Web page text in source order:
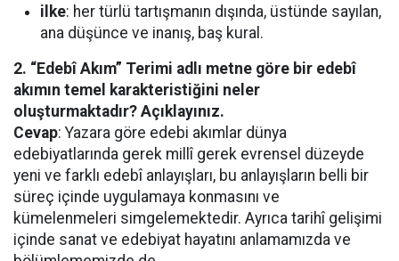
ilke: her türlü tartışmanın dışında, üstünde sayılan,
ana düşünce ve inanış, baş kural.
2. “Edebî Akım” Terimi adlı metne göre bir edebî
akımın temel karakteristiğini neler
oluşturmaktadır? Açıklayınız.
Cevap: Yazara göre edebi akımlar dünya
edebiyatlarında gerek millî gerek evrensel düzeyde
yeni ve farklı edebî anlayışları, bu anlayışların belli bir
süreç içinde uygulamaya konmasını ve
kümelenmeleri simgelemektedir. Ayrıca tarihî gelişimi
içinde sanat ve edebiyat hayatını anlamamızda ve